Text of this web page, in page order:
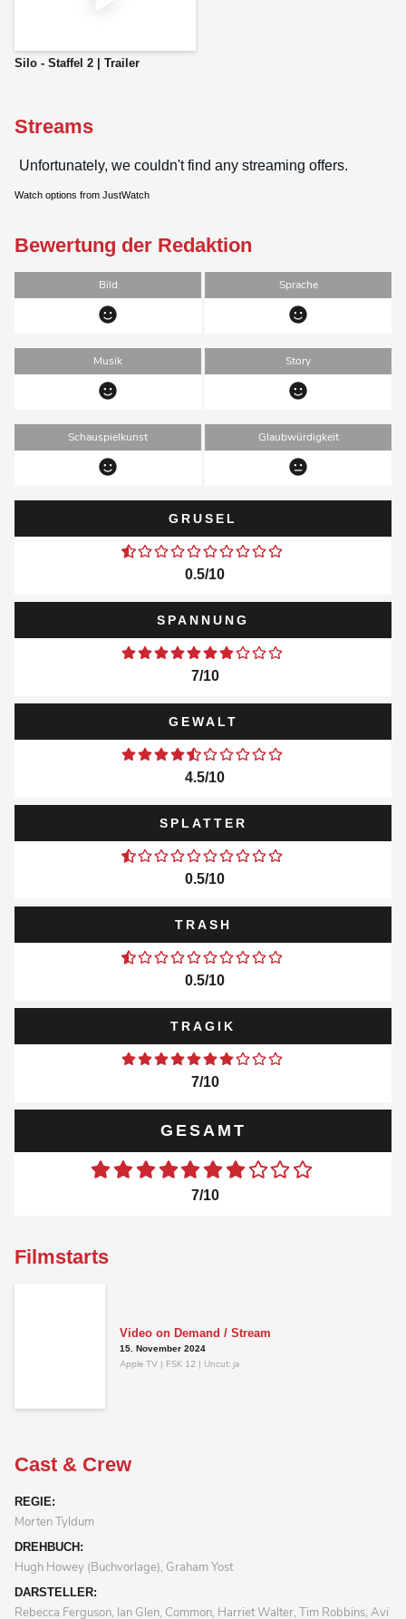
Silo - Staffel 2 | Trailer
Streams
Watch options from JustWatch
Bewertung der Redaktion
Bild Sprache
Musik Story
Schauspielkunst Glaubwürdigkeit
GRUSEL
0.5/10
SPANNUNG
7/10
GEWALT
4.5/10
SPLATTER
0.5/10
TRASH
0.5/10
TRAGIK
7/10
GESAMT
7/10
Filmstarts
Video on Demand / Stream
15. November 2024
Apple TV | FSK 12 | Uncut: ja
Cast & Crew
REGIE:
Morten Tyldum
DREHBUCH:
Hugh Howey (Buchvorlage), Graham Yost
DARSTELLER:
Rebecca Ferguson, Ian Glen, Common, Harriet Walter, Tim Robbins, Avi